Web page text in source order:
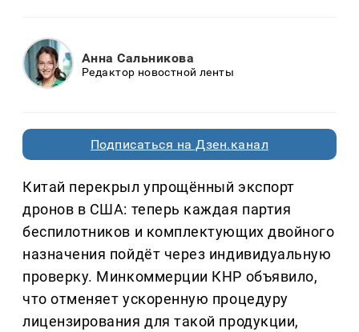
Анна Сальникова
Редактор новостной ленты
Подписаться на Дзен.канал
Китай перекрыл упрощённый экспорт
дронов в США: теперь каждая партия
беспилотников и комплектующих двойного
назначения пойдёт через индивидуальную
проверку. Минкоммерции КНР объявило,
что отменяет ускоренную процедуру
лицензирования для такой продукции,